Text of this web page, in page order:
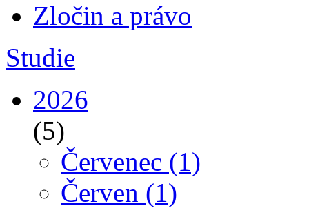
Zločin a právo
Studie
2026
(5)
Červenec (1)
Červen (1)